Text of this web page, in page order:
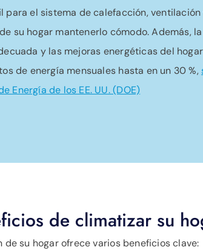
para el sistema de calefacción,
su hogar mantenerlo cómodo. Además, la
y las mejoras energéticas del
de energía mensuales hasta en un 30 %,
Energía de los EE. UU. (DOE)
de climatizar su
de su hogar ofrece varios beneficios clave: